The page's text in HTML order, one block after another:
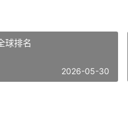
球排名
2026-05-30